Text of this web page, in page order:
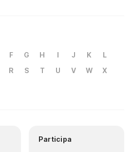
F G H I J K
L
R S T U V W
X
Participa